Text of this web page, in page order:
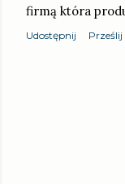
firmą która
Udostępnij